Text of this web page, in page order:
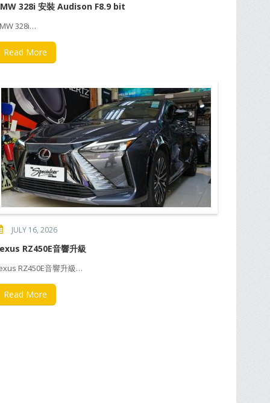
328i 安裝 Audison F8.9 bit
328i…
Read More
JULY 16, 2026
RZ450E音響升級
RZ450E音響升級…
Read More